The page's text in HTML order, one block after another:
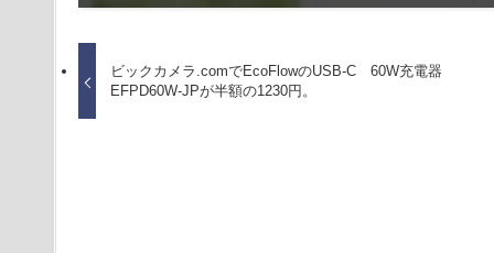
ビックカメラ.comでEcoFlowのUSB-C 60W充電器
EFPD60W-JPが半額の1230円。